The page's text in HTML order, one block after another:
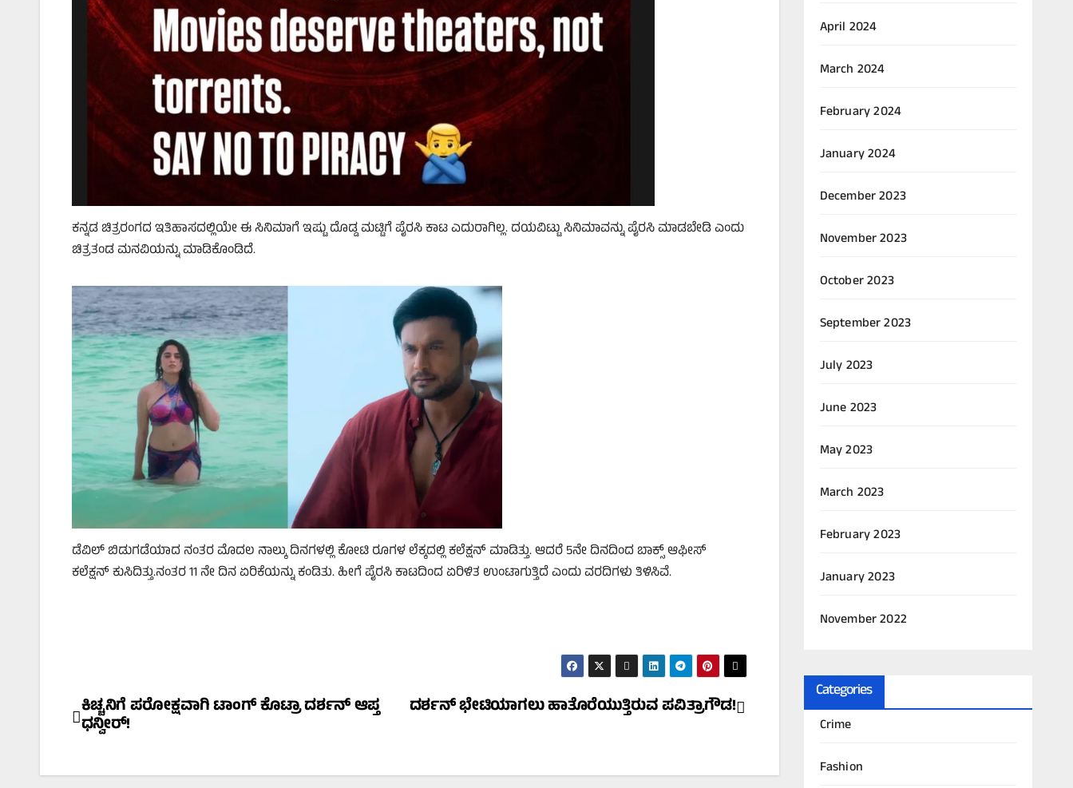
ಕನ್ನಡ ಚಿತ್ರರಂಗದ ಇತಿಹಾಸದಲ್ಲಿಯೇ ಈ ಸಿನಿಮಾಗೆ ಇಷ್ಟು ದೊಡ್ಡ ಮಟ್ಟಿಗೆ ಪೈರಸಿ ಕಾಟ ಎದುರಾಗಿಲ್ಲ. ದಯವಿಟ್ಟು ಸಿನಿಮಾವನ್ನು ಪೈರಸಿ ಮಾಡಬೇಡಿ ಎಂದು
ಚಿತ್ರತಂಡ ಮನವಿಯನ್ನು ಮಾಡಿಕೊಂಡಿದೆ.
ಡೆವಿಲ್‌ ಬಿಡುಗಡೆಯಾದ ನಂತರ ಮೊದಲ ನಾಲ್ಕು ದಿನಗಳಲ್ಲಿ ಕೋಟಿ ರೂಗಳ ಲೆಕ್ಕದಲ್ಲಿ ಕಲೆಕ್ಷನ್‌ ಮಾಡಿತ್ತು. ಆದರೆ 5ನೇ ದಿನದಿಂದ ಬಾಕ್ಸ್‌ ಆಫೀಸ್‌
ಕಲೆಕ್ಷನ್‌ ಕುಸಿದಿತ್ತು.ನಂತರ 11 ನೇ ದಿನ ಏರಿಕೆಯನ್ನು ಕಂಡಿತು. ಹೀಗೆ ಪೈರಸಿ ಕಾಟದಿಂದ ಏರಿಳಿತ ಉಂಟಾಗುತ್ತಿದೆ ಎಂದು ವರದಿಗಳು ತಿಳಿಸಿವೆ.
Post
navigation
ದರ್ಶನ್‌ ಭೇಟಿಯಾಗಲು ಹಾತೊರೆಯುತ್ತಿರುವ ಪವಿತ್ರಾಗೌಡ!
ಕಿಚ್ಚನಿಗೆ ಪರೋಕ್ಷವಾಗಿ ಟಾಂಗ್‌ ಕೊಟ್ರಾ ದರ್ಶನ್‌ ಆಪ್ತ
ಧನ್ವೀರ್!
April 2024
March 2024
February 2024
January 2024
December 2023
November 2023
October 2023
September 2023
July 2023
June 2023
May 2023
March 2023
February 2023
January 2023
November 2022
Categories
Crime
Fashion